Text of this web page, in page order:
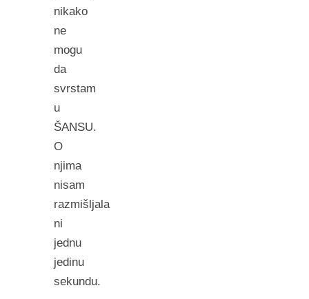
nikako
ne
mogu
da
svrstam
u
ŠANSU.
O
njima
nisam
razmišljala
ni
jednu
jedinu
sekundu.